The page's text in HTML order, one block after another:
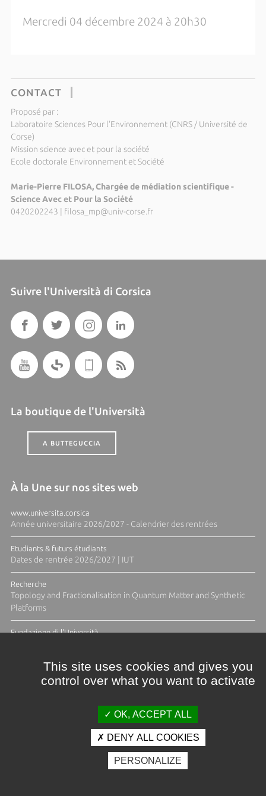
Mercredi 04 décembre 2024 à 20h30
CONTACT
Proposé par :
Laboratoire Sciences Pour l'Environnement (CNRS / Université de
Corse)
Mission science avec et pour la société
Ecole doctorale Environnement et Société
Marie-Pierre FILOSA, Chargée de médiation scientifique -
Science Avec et Pour la Société
0420202243
filosa_mp@univ-corse.fr
Suivre l'Università di Corsica
La boutique de l'Università
A BUTTEGUCCIA
À la Une sur nos sites web
www.universita.corsica
Année universitaire 2026/2027 - Calendrier des rentrées
Etudiants & futurs étudiants
Dates de rentrée 2026/2027 | IUT
Recherche
Topology and Fractionalisation in Quantum Matter and Synthetic
Platforms
Fundazione di l'Università
Crédits et mentions légales
Espace presse
Photothèque
This site uses cookies and gives you
control over what you want to activate
OK, ACCEPT ALL
DENY ALL COOKIES
PERSONALIZE